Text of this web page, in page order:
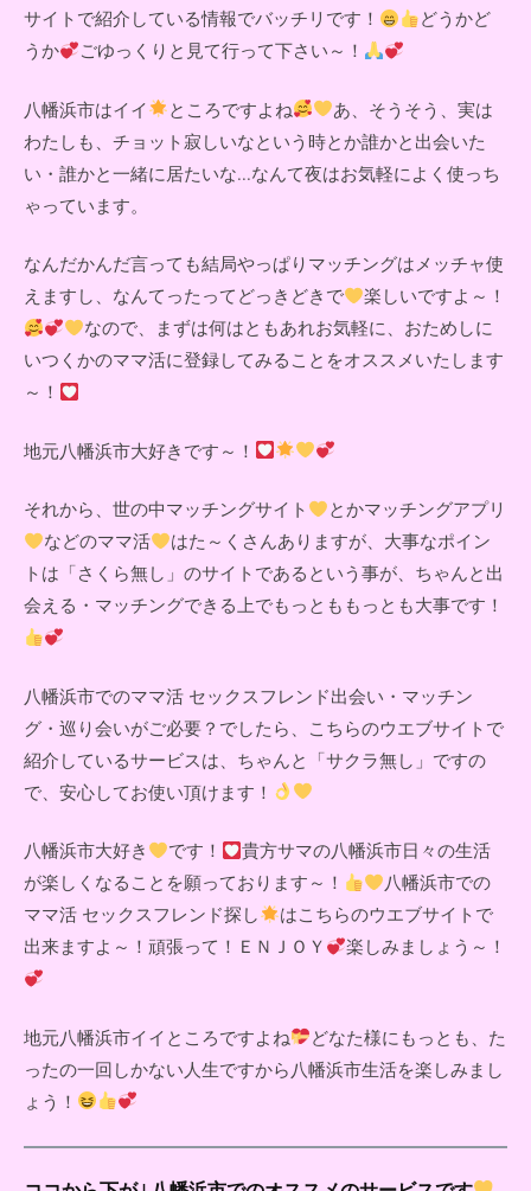
サイトで紹介している情報でバッチリです！
どうかど
うか
ごゆっくりと見て行って下さい～！
八幡浜市はイイ ところですよね
あ、そうそう、実は
わたしも、チョット寂しいなという時とか誰かと出会いた
い・誰かと一緒に居たいな...なんて夜はお気軽によく使っち
ゃっています。
なんだかんだ言っても結局やっぱりマッチングはメッチャ使
えますし、なんてったってどっきどきで
楽しいですよ～！
なので、まずは何はともあれお気軽に、おためしに
いつくかのママ活に登録してみることをオススメいたします
～！
地元八幡浜市大好きです～！
それから、世の中マッチングサイト
とかマッチングアプリ
などのママ活
はた～くさんありますが、大事なポイン
トは「さくら無し」のサイトであるという事が、ちゃんと出
会える・マッチングできる上でもっとももっとも大事です！
八幡浜市でのママ活 セックスフレンド出会い・マッチン
グ・巡り会いがご必要？でしたら、こちらのウエブサイトで
紹介しているサービスは、ちゃんと「サクラ無し」ですの
で、安心してお使い頂けます！
八幡浜市大好き です！
貴方サマの八幡浜市日々の生活
が楽しくなることを願っております～！
八幡浜市での
ママ活 セックスフレンド探し
はこちらのウエブサイトで
出来ますよ～！頑張って！ＥＮＪＯＹ
楽しみましょう～！
地元八幡浜市イイところですよね
どなた様にもっとも、た
ったの一回しかない人生ですから八幡浜市生活を楽しみまし
ょう！